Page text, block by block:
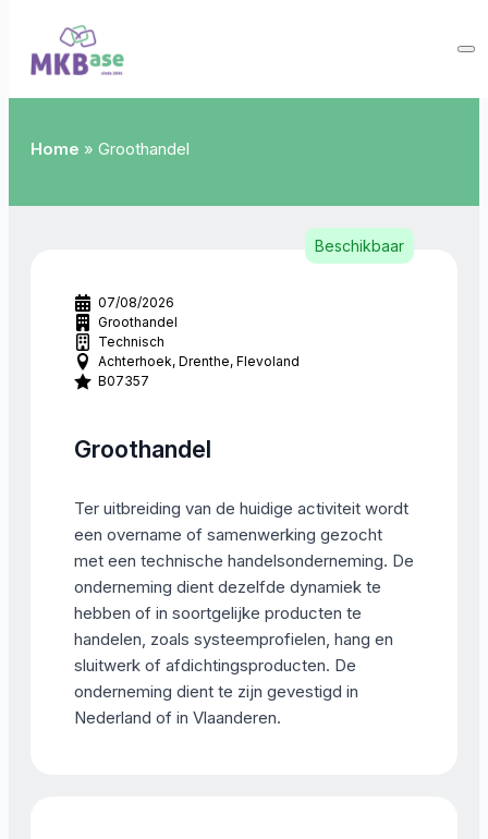
Home » Groothandel
07/08/2026
Groothandel
Technisch
Achterhoek Drenthe Flevoland
B07357
Groothandel
Ter uitbreiding van de huidige activiteit wordt
een overname of samenwerking gezocht
met een technische handelsonderneming. De
onderneming dient dezelfde dynamiek te
hebben of in soortgelijke producten te
handelen, zoals systeemprofielen, hang en
sluitwerk of afdichtingsproducten. De
onderneming dient te zijn gevestigd in
Nederland of in Vlaanderen.
Beschikbaar